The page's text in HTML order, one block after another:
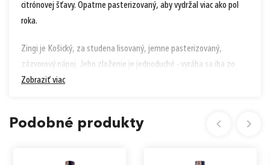
citrónovej šťavy. Opatrne pasterizovaný, aby vydržal viac ako pol
roka.
Zingi je Košický, za studena lisovaný, jemne pasterizovaný,
zázvorový nápoj. Jeho zloženie je jednoduché - vyrába sa iba zo
zázvoru, citrónovej šťavy a medu.
Zobraziť viac
Podobné produkty